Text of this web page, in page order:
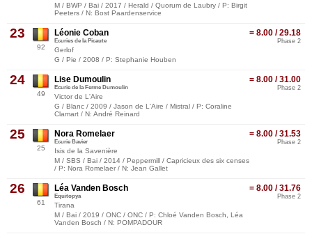
M / BWP / Bai / 2017 / Herald / Quorum de Laubry / P: Birgit
Peeters / N: Bost Paardenservice
23
92
= 8.00 / 29.18
Phase 2
Léonie Coban
Ecuries de la Picaute
Gerlof
G / Pie / 2008 / P: Stephanie Houben
24
49
= 8.00 / 31.00
Phase 2
Lise Dumoulin
Ecurie de la Ferme Dumoulin
Victor de L'Aire
G / Blanc / 2009 / Jason de L'Aire / Mistral / P: Coraline
Clamart / N: André Reinard
25
25
= 8.00 / 31.53
Phase 2
Nora Romelaer
Ecurie Bavier
Isis de la Savenière
M / SBS / Bai / 2014 / Peppermill / Capricieux des six censes
/ P: Nora Romelaer / N: Jean Gallet
26
61
= 8.00 / 31.76
Phase 2
Léa Vanden Bosch
Equitopya
Tirana
M / Bai / 2019 / ONC / ONC / P: Chloé Vanden Bosch, Léa
Vanden Bosch / N: POMPADOUR